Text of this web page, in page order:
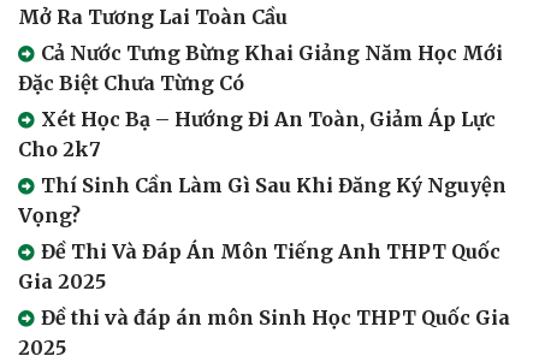
Mở Ra Tương Lai Toàn Cầu
Cả Nước Tưng Bừng Khai Giảng Năm Học Mới
Đặc Biệt Chưa Từng Có
Xét Học Bạ – Hướng Đi An Toàn, Giảm Áp Lực
Cho 2k7
Thí Sinh Cần Làm Gì Sau Khi Đăng Ký Nguyện
Vọng?
Đề Thi Và Đáp Án Môn Tiếng Anh THPT Quốc
Gia 2025
Đề thi và đáp án môn Sinh Học THPT Quốc Gia
2025